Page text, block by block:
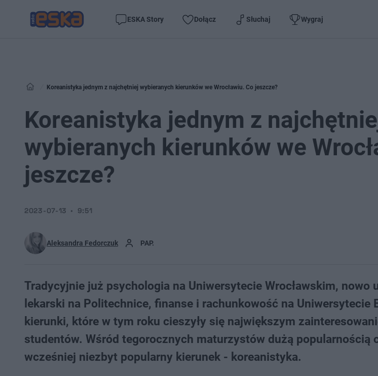
ESKA Story Dołącz Słuchaj Wygraj
Koreanistyka jednym z najchętniej wybieranych kierunków we Wrocławiu. Co jeszcze?
Koreanistyka jednym z
wybieranych kierunków we
jeszcze?
Aleksandra Fedorczuk PAP.
2023-07-13 9:51
Tradycyjnie już psychologia na Uniwersytecie Wrocławskim, nowo
lekarski na Politechnice, finanse i rachunkowość na Uniwersytecie
kierunki, które w tym roku cieszyły się największym
studentów. Wśród tegorocznych maturzystów dużą popularnością
wcześniej niezbyt popularny kierunek - koreanistyka.